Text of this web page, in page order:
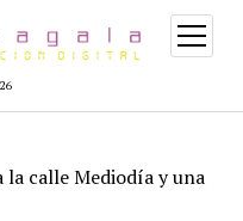
abrir
menú
calle Mediodía y una